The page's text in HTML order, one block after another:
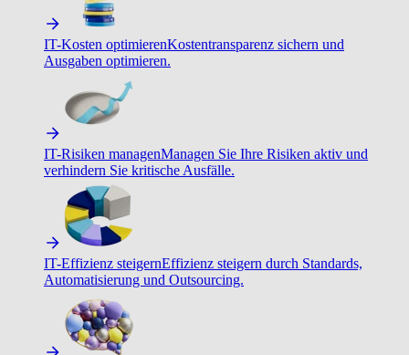
IT-Kosten optimierenKostentransparenz sichern und
Ausgaben optimieren.
IT-Risiken managenManagen Sie Ihre Risiken aktiv und
verhindern Sie kritische Ausfälle.
IT-Effizienz steigernEffizienz steigern durch Standards,
Automatisierung und Outsourcing.